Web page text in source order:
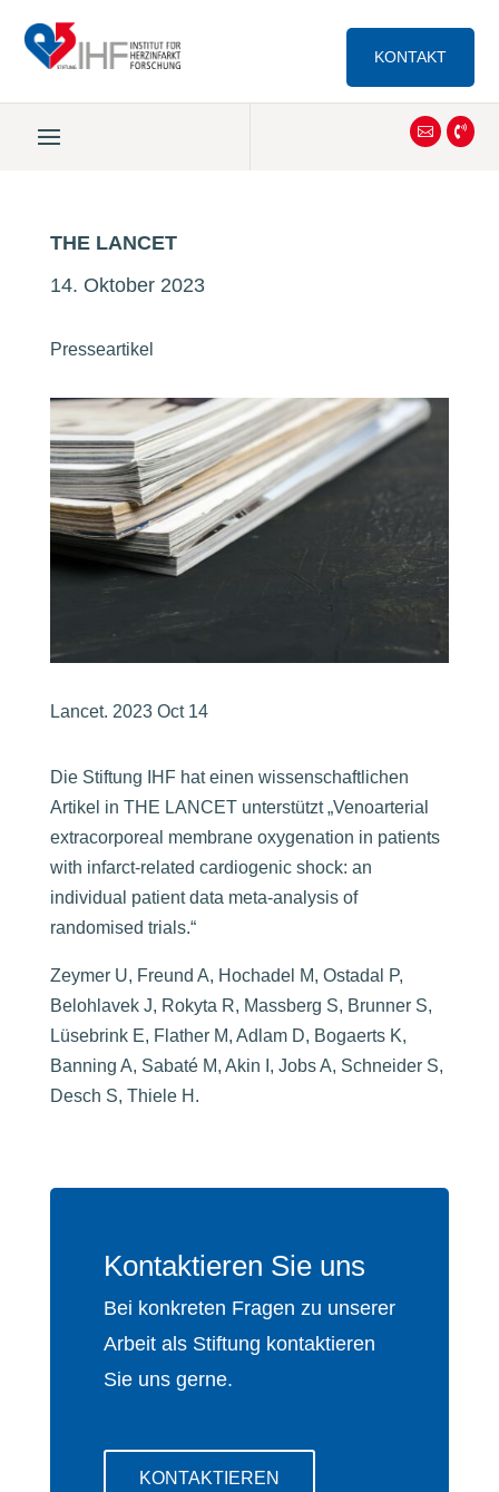
KONTAKT
 
THE LANCET
14. Oktober 2023
Presseartikel
Lancet. 2023 Oct 14
Die Stiftung IHF hat einen wissenschaftlichen
Artikel in THE LANCET unterstützt „Venoarterial
extracorporeal membrane oxygenation in patients
with infarct-related cardiogenic shock: an
individual patient data meta-analysis of
randomised trials.“
Zeymer U, Freund A, Hochadel M, Ostadal P,
Belohlavek J, Rokyta R, Massberg S, Brunner S,
Lüsebrink E, Flather M, Adlam D, Bogaerts K,
Banning A, Sabaté M, Akin I, Jobs A, Schneider S,
Desch S, Thiele H.
Kontaktieren Sie uns
Bei konkreten Fragen zu unserer
Arbeit als Stiftung kontaktieren
Sie uns gerne.
KONTAKTIEREN